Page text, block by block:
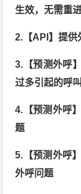
生效，无需重
2. 【API】提
3.【预测外呼
过多引起的呼
4. 【预测外呼
题
5.【预测外呼
外呼问题